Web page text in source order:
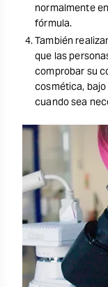
normalmente
fórmula.
También
que las
comprobar su
cosmética,
cuando sea